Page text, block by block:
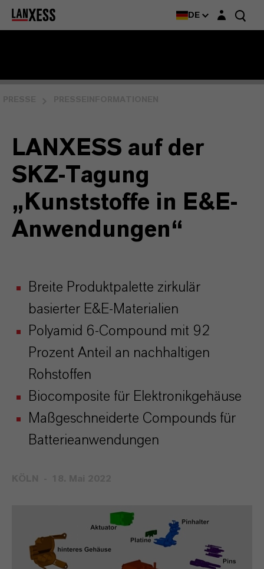
DE Login-Maske
LANXESS auf der
SKZ-Tagung
„Kunststoffe in E&E-
Anwendungen“
Breite Produktpalette zirkulär
basierter E&E-Materialien
Polyamid 6-Compound mit 92
Prozent Anteil an nachhaltigen
Rohstoffen
Biocomposite für Elektronikgehäuse
Maßgeschneiderte Compounds für
Batterieanwendungen